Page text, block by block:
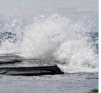
om naturen, tystnaden
och känslan av att kliva
åt sidan från...